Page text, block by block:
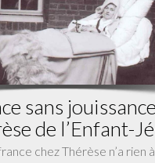
sans
de l’Enfant-
chez Thérèse n’a rien